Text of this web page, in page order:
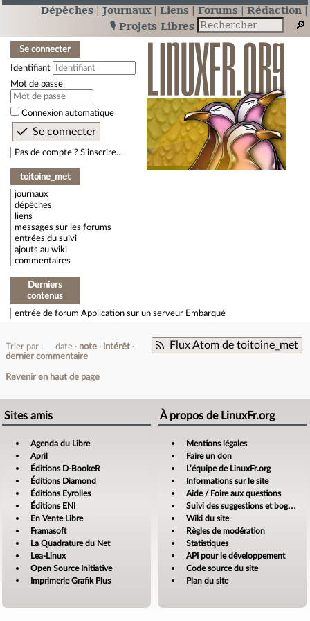
Dépêches Journaux Liens Forums
Rédaction
🎙️ Projets Libres
Se connecter
Identifiant
Mot de passe
Connexion automatique
Pas de compte ? S’inscrire…
toitoine_met
journaux
dépêches
liens
messages sur les forums
entrées du suivi
ajouts au wiki
commentaires
Derniers
contenus
entrée de forum Application sur un serveur Embarqué
Flux Atom de toitoine_met
Trier par : date note
intérêt
dernier commentaire
Revenir en haut de page
Sites amis
Agenda du Libre
April
Éditions D-BookeR
Éditions Diamond
Éditions Eyrolles
Éditions ENI
En Vente Libre
Framasoft
La Quadrature du Net
Lea-Linux
Open Source Initiative
Imprimerie Grafik Plus
À propos de LinuxFr.org
Mentions légales
Faire un don
L’équipe de LinuxFr.org
Informations sur le site
Aide / Foire aux questions
Suivi des suggestions et bogues
Wiki du site
Règles de modération
Statistiques
API pour le développement
Code source du site
Plan du site